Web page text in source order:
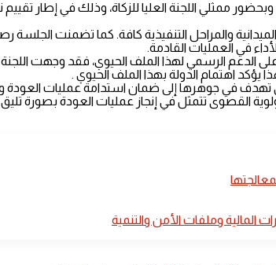
ممثلي اللجنة العليا للزكاة، وذلك في إطار تقييم
والمراحل التنفيذية كافة. كما تضمنت الجلسة
في العمليات القادمة.
الدعم الرسمي لهذا الملف الحيوي، فقد وجهت
يؤكد اهتمام الدولة بهذا الملف الحيوي .
تهدف في جوهرها إلى ضمان استدامة عمليات
القصوى تتمثل في إنجاز عمليات العودة بصورة
المالية وملفات الأمن والتنمية